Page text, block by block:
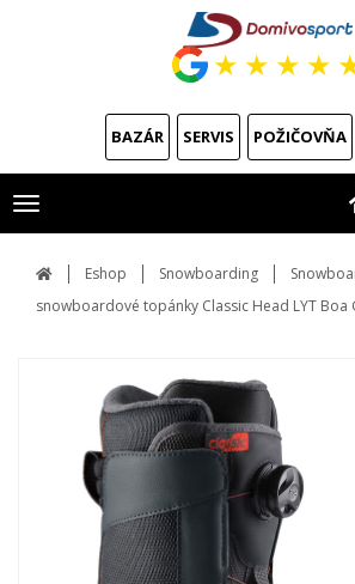
★ ★ ★ ★
BAZÁR SERVIS POŽIČOVŇA
Toggle
navigation
Eshop Snowboarding
snowboardové topánky Classic Head LYT Boa